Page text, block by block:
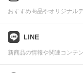
おすすめ商品やオリジナル
LINE
新商品の情報や関連コンテ